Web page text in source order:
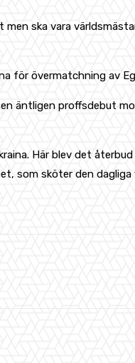
ska vara
för övermatchning av
äntligen proffsdebut
Här blev det
som sköter den dagliga